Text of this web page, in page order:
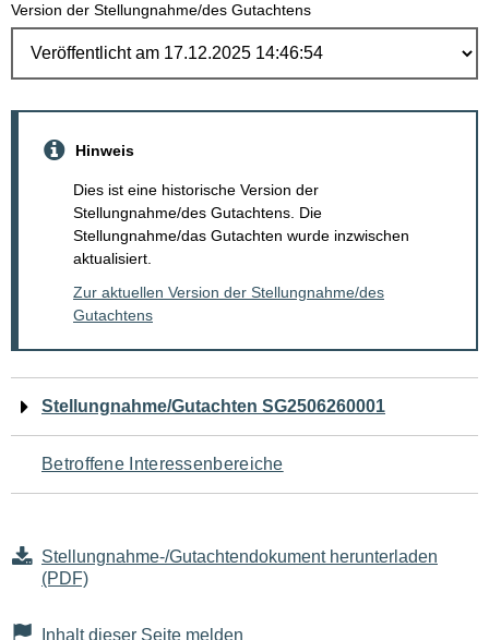
Version der Stellungnahme/des Gutachtens
Hinweis
Dies ist eine historische Version der
Stellungnahme/des Gutachtens. Die
Stellungnahme/das Gutachten wurde inzwischen
aktualisiert.
Zur aktuellen Version der Stellungnahme/des
Gutachtens
Navigation
für
den
Seiteninhalt
Stellungnahme/Gutachten SG2506260001
Betroffene Interessenbereiche
Stellungnahme-/Gutachtendokument herunterladen
(PDF)
Inhalt dieser Seite melden